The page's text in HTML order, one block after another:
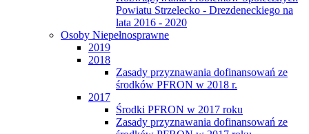
Powiatu Strzelecko - Drezdeneckiego na
lata 2016 - 2020
Osoby Niepełnosprawne
2019
2018
Zasady przyznawania dofinansowań ze
środków PFRON w 2018 r.
2017
Środki PFRON w 2017 roku
Zasady przyznawania dofinansowań ze